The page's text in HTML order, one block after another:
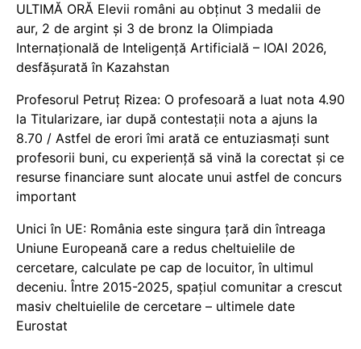
ULTIMĂ ORĂ Elevii români au obținut 3 medalii de
aur, 2 de argint și 3 de bronz la Olimpiada
Internațională de Inteligență Artificială – IOAI 2026,
desfășurată în Kazahstan
Profesorul Petruț Rizea: O profesoară a luat nota 4.90
la Titularizare, iar după contestații nota a ajuns la
8.70 / Astfel de erori îmi arată ce entuziasmați sunt
profesorii buni, cu experiență să vină la corectat și ce
resurse financiare sunt alocate unui astfel de concurs
important
Unici în UE: România este singura țară din întreaga
Uniune Europeană care a redus cheltuielile de
cercetare, calculate pe cap de locuitor, în ultimul
deceniu. Între 2015-2025, spațiul comunitar a crescut
masiv cheltuielile de cercetare – ultimele date
Eurostat